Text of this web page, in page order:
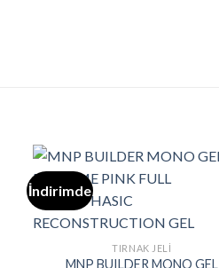
İndirimde
TIRNAK JELI
MNP BUILDER MONO GEL